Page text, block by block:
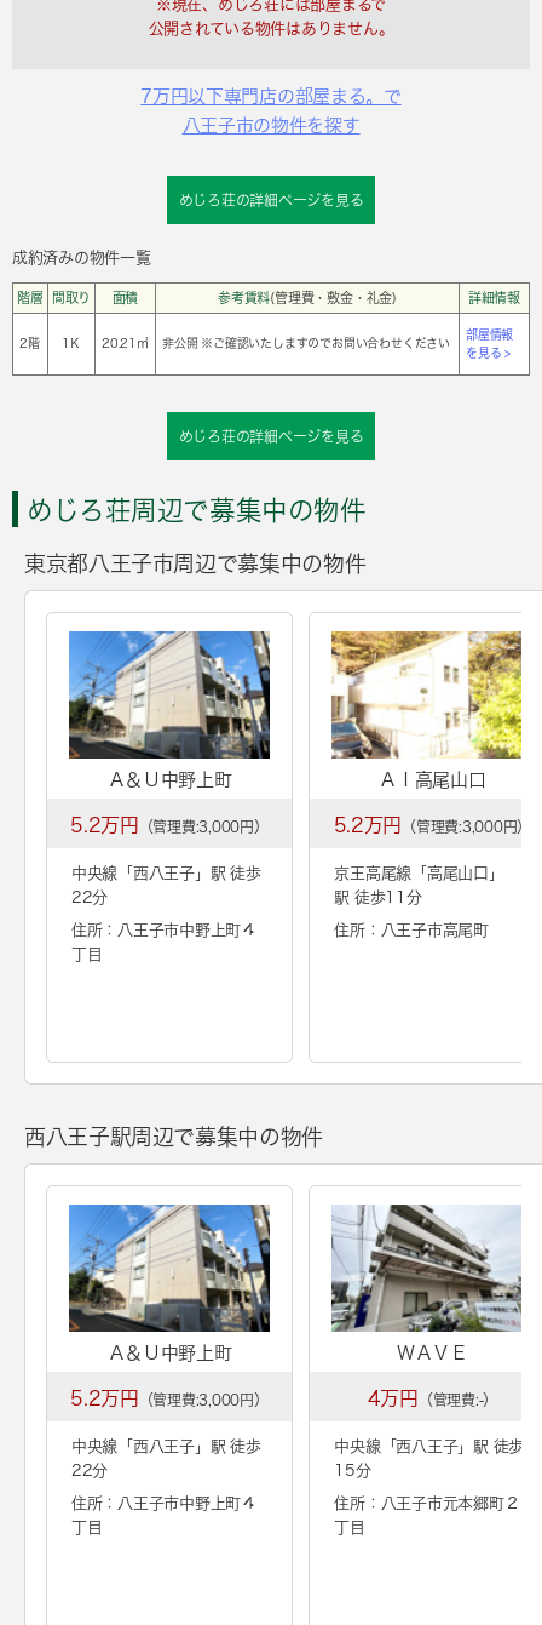
※現在、めじろ荘には部屋まるで
公開されている物件はありません。
7万円以下専門店の部屋まる。で
八王子市の物件を探す
めじろ荘の詳細ページを見る
成約済みの物件一覧
階層 間取り 面積 参考賃料(管理費・敷金・礼金) 詳細情報
2階 1Ｋ 20.21㎡ 非公開 ※ご確認いたしますのでお問い合わせください
部屋情報
を見る >
めじろ荘の詳細ページを見る
めじろ荘周辺で募集中の物件
東京都八王子市周辺で募集中の物件
Ａ＆Ｕ中野上町
5.2万円 （管理費:3,000円）
中央線「 西八王子」駅 徒歩
22分
住所：八王子市中野上町４
丁目
ＡＩ高尾山口
5.2万円 （管理費:3,000円）
京王高尾線「 高尾山口 」
駅 徒歩11分
住所：八王子市高尾町
西八王子駅周辺で募集中の物件
Ａ＆Ｕ中野上町
5.2万円 （管理費:3,000円）
中央線「 西八王子」駅 徒歩
22分
住所：八王子市中野上町４
丁目
ＷＡＶＥ
4万円 （管理費:-）
中央線「西八王子」駅 徒歩
15分
住所：八王子市元本郷町２
丁目